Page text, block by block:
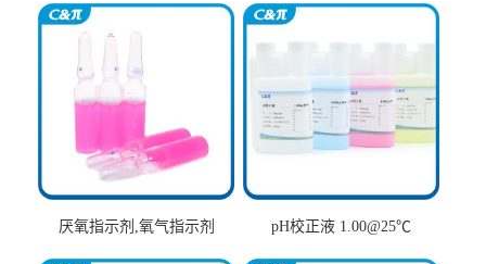
厌氧指示剂,氧气指示剂 pH校正液 1.00@25℃